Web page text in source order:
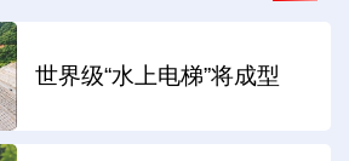
世界级“水上电梯”将成型